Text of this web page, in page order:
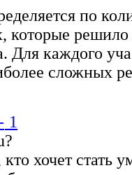
по
которые
Для каждого
сложных
1
хочет стать